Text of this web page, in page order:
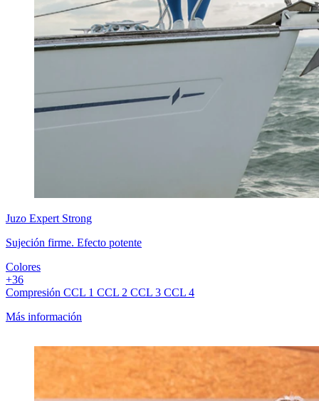
Juzo Expert Strong
Sujeción firme. Efecto potente
Colores
+36
Compresión CCL 1 CCL 2 CCL 3 CCL 4
Más información